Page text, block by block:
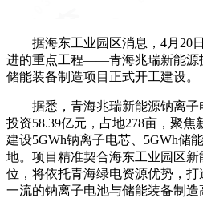
据海东工业园区消息，4月20
进的重点工程——青海兆瑞新能源
储能装备制造项目正式开工建设。
据悉，青海兆瑞新能源钠离
投资58.39亿元，占地278亩，聚焦
建设5GWh钠离子电芯、5GWh储
地。项目精准契合海东工业园区
位，将依托青海绿电资源优势，
一流的钠离子电池与储能装备制